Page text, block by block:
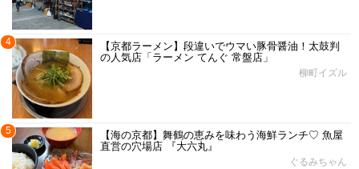
4
【京都ラーメン】段違いでウマい豚骨醤油！太鼓判
の人気店「ラーメン てんぐ 常盤店」
柳町イズル
5
【海の京都】舞鶴の恵みを味わう海鮮ランチ♡ 魚屋
直営の穴場店 『大六丸』
ぐるみちゃん